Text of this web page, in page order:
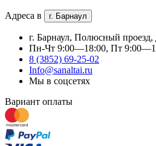
Адреса в г. Барнаул
г. Барнаул, Полюсный проезд,
Пн-Чт 9:00—18:00, Пт
8 (3852) 69-25-02
Info@sanaltai.ru
Мы в соцсетях
Вариант оплаты